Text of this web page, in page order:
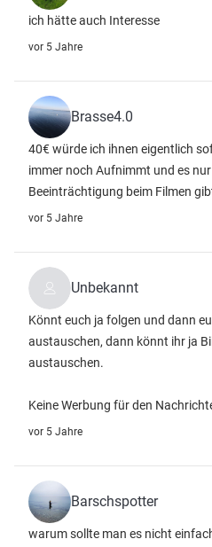
ich hätte auch Interesse
vor 5 Jahre
Brasse4.0
40€ würde ich ihnen eigentlich
immer noch Aufnimmt und es
Beeinträchtigung beim Filmen
vor 5 Jahre
Unbekannt
Könnt euch ja folgen und dann
austauschen, dann könnt ihr ja
austauschen.
Keine Werbung für den
vor 5 Jahre
Barschspotter
warum sollte man es nicht